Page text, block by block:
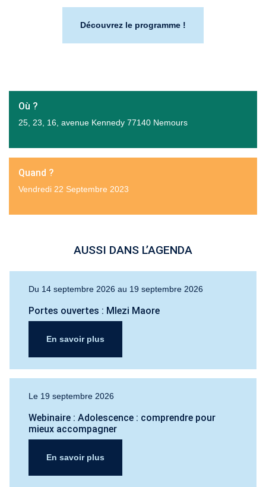
Découvrez le programme !
Où ?
25, 23, 16, avenue Kennedy 77140 Nemours
Quand ?
Vendredi 22 Septembre 2023
AUSSI DANS L’AGENDA
Du 14 septembre 2026 au 19 septembre 2026
Portes ouvertes : Mlezi Maore
En savoir plus
Le 19 septembre 2026
Webinaire : Adolescence : comprendre pour
mieux accompagner
En savoir plus